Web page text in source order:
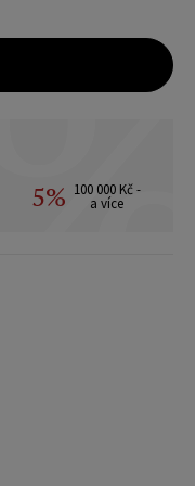
5% 100 000 Kč -
a více